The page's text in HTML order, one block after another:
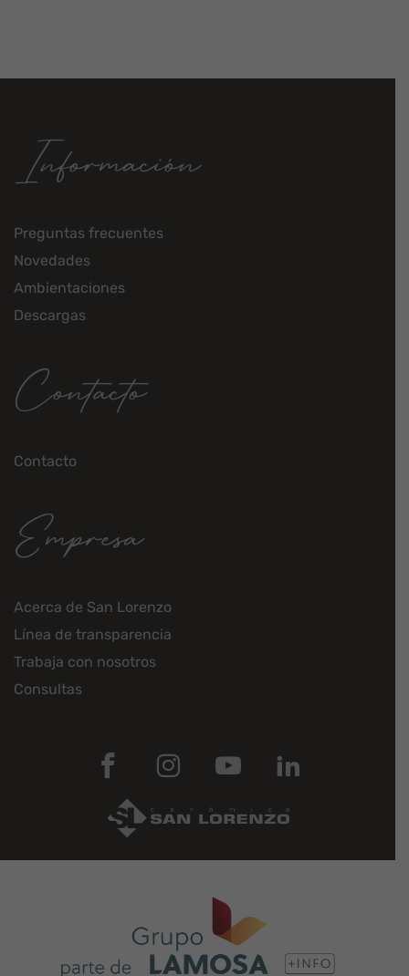
Información
Preguntas frecuentes
Novedades
Ambientaciones
Descargas
Contacto
Contacto
Empresa
Acerca de San Lorenzo
Línea de transparencia
Trabaja con nosotros
Consultas